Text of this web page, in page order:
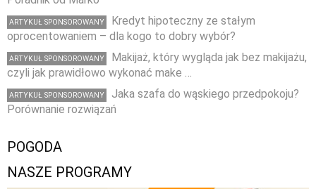
ARTYKUŁ SPONSOROWANY
Kredyt hipoteczny ze stałym
oprocentowaniem – dla kogo to dobry wybór?
ARTYKUŁ SPONSOROWANY
Makijaż, który wygląda jak bez makijażu,
czyli jak prawidłowo wykonać make …
ARTYKUŁ SPONSOROWANY
Jaka szafa do wąskiego przedpokoju?
Porównanie rozwiązań
POGODA
NASZE PROGRAMY